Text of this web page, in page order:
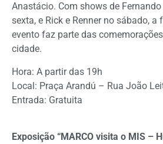
Anastácio. Com shows de
sexta, e Rick e Renner no sábado, a
evento faz parte das
cidade.
Hora: A partir das 19h
Local: Praça Arandú – Rua João
Entrada: Gratuita
Exposição “MARCO visita o MIS –